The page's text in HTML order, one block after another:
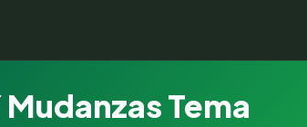
Tema